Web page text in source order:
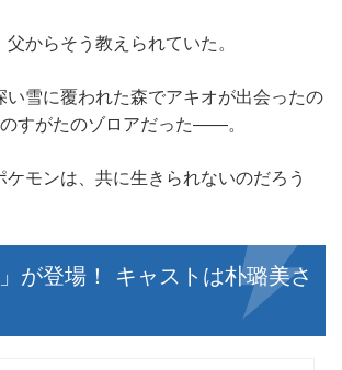
からそう教えられていた。
雪に覆われた森でアキオが出会ったの
すがたのゾロアだった――。
モンは、共に生きられないのだろう
」が登場！ キャストは朴璐美さ